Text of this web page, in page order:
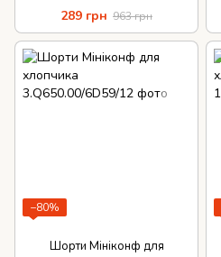
289 грн 963 грн
−80%
Шорти Мініконф для